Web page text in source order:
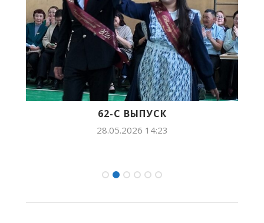
62-С ВЫПУСК
28.05.2026 14:23